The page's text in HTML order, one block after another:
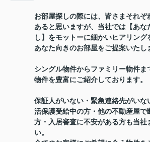
お部屋探しの際には、皆さまそれぞ
あると思いますが、当社では【あな
し】をモットーに細かいヒアリング
あなた向きのお部屋をご提案いたし
シングル物件からファミリー物件ま
物件を豊富にご紹介しております。
保証人がいない・緊急連絡先がいな
活保護受給中の方・他の不動産屋で
方・入居審査に不安がある方も当社
い。